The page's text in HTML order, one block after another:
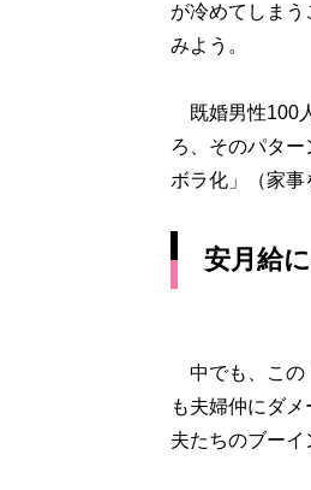
が冷めてしま
みよう。
既婚男性100
ろ、そのパタ
ボラ化」（家事
安月給
中でも、この
も夫婦仲にダメ
夫たちのブーイ